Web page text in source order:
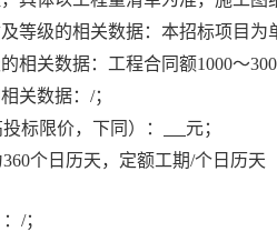
等级的相关数据： 本招标项目为
相关数据：工程合同额1000～
关数据： /；
标限价，下同）： 元；
360个日历天，定额工期/个日历天
/；